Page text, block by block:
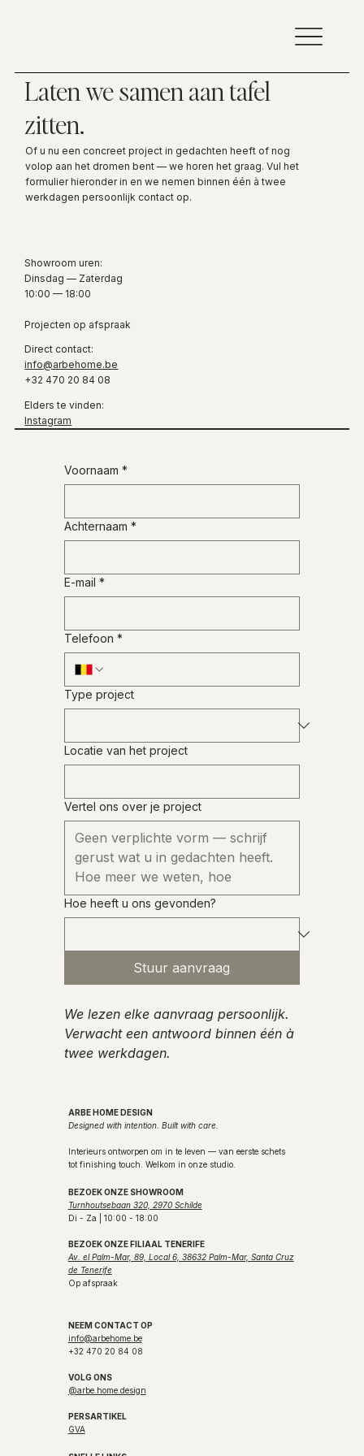
Laten we samen aan tafel
zitten.
Of u nu een concreet project in gedachten heeft of nog
volop aan het dromen bent — we horen het graag. Vul het
formulier hieronder in en we nemen binnen één à twee
werkdagen persoonlijk contact op.
Showroom uren:
Dinsdag — Zaterdag
10:00 — 18:00
Projecten op afspraak
Direct contact:
info@arbehome.be
+32 470 20 84 08
Elders te vinden:
Instagram
Voornaam *
Achternaam *
E-mail *
Telefoon *
Type project
Locatie van het project
Vertel ons over je project
Hoe heeft u ons gevonden?
Stuur aanvraag
We lezen elke aanvraag persoonlijk.
Verwacht een antwoord binnen één à
twee werkdagen.
ARBE HOME DESIGN
Designed with intention. Built with care.
Interieurs ontworpen om in te leven — van eerste schets
tot finishing touch. Welkom in onze studio.
BEZOEK ONZE SHOWROOM
Turnhoutsebaan 320, 2970 Schilde
Di - Za | 10:00 - 18:00
BEZOEK ONZE FILIAAL TENERIFE
Av. el Palm-Mar, 89, Local 6, 38632 Palm-Mar, Santa Cruz
de Tenerife
Op afspraak
NEEM CONTACT OP
info@arbehome.be
+32 470 20 84 08
VOLG ONS
@arbe.home.design
PERSARTIKEL
GVA